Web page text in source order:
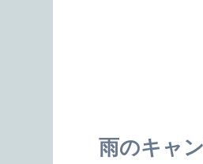
雨のキャ